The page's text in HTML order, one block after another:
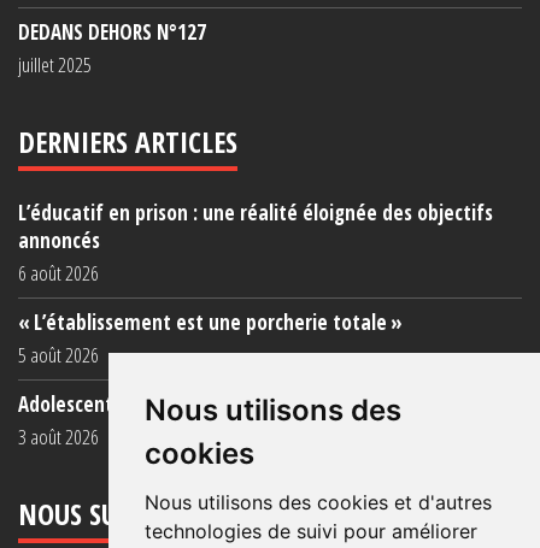
Nous utilisons des
cookies
Nous utilisons des cookies et d'autres
technologies de suivi pour améliorer
DEDANS DEHORS N°127
juillet 2025
DERNIERS ARTICLES
L’éducatif en prison : une réalité éloignée des objectifs
annoncés
6 août 2026
« L’établissement est une porcherie totale »
5 août 2026
Adolescent·es incarcéré·es : une faillite collective
3 août 2026
NOUS SUIVRE